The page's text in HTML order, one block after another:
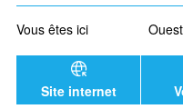
Vous êtes ici
Site internet